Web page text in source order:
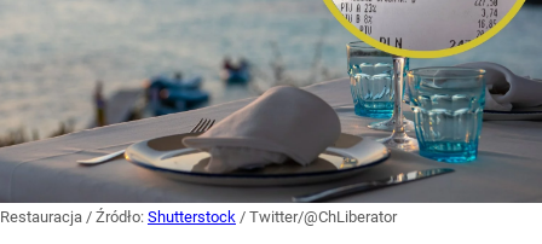
Restauracja / Źródło: Shutterstock / Twitter/@ChLiberator